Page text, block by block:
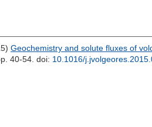
Geochemistry and solute fluxes of
40-54. doi: 10.1016/